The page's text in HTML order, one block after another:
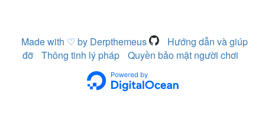
Made with ♡ by Derpthemeus
Hướng dẫn và giúp
đỡ
Thông tinh lý pháp Quyền bảo mật người chơi